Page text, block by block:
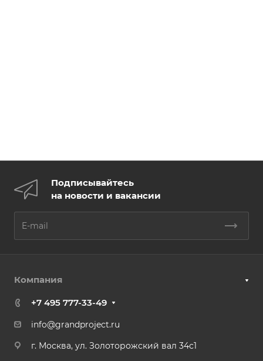
Подписывайтесь
на новости и вакансии
Компания
+7 495 777-33-49
info@grandproject.ru
г. Москва, ул. Золоторожский вал 34с1